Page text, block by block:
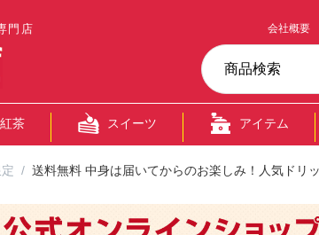
門店 会社概要
紅茶 スイーツ アイテム
/ 送料無料 中身は届いてからのお楽しみ！人気ドリ